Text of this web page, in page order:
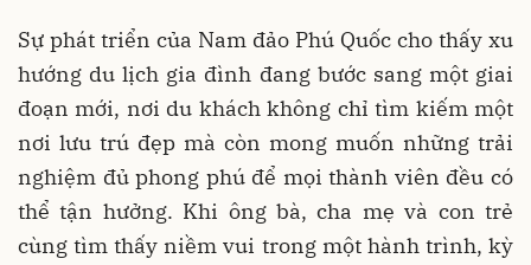
Sự phát triển của Nam đảo Phú Quốc cho thấy xu
hướng du lịch gia đình đang bước sang một giai
đoạn mới, nơi du khách không chỉ tìm kiếm một
nơi lưu trú đẹp mà còn mong muốn những trải
nghiệm đủ phong phú để mọi thành viên đều có
thể tận hưởng. Khi ông bà, cha mẹ và con trẻ
cùng tìm thấy niềm vui trong một hành trình, kỳ